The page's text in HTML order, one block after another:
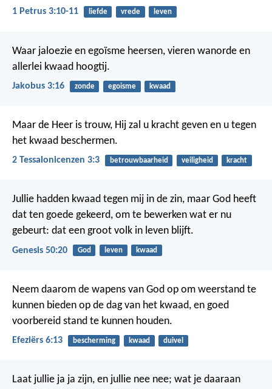
1 Petrus 3:10-11 liefde vrede leven
Waar jaloezie en egoïsme heersen, vieren wanorde en
allerlei kwaad hoogtij.
Jakobus 3:16 zonde egoisme kwaad
Maar de Heer is trouw, Hij zal u kracht geven en u tegen
het kwaad beschermen.
2 Tessalonicenzen 3:3 betrouwbaarheid veiligheid kracht
Jullie hadden kwaad tegen mij in de zin, maar God heeft
dat ten goede gekeerd, om te bewerken wat er nu
gebeurt: dat een groot volk in leven blijft.
Genesis 50:20 God leven kwaad
Neem daarom de wapens van God op om weerstand te
kunnen bieden op de dag van het kwaad, en goed
voorbereid stand te kunnen houden.
Efeziërs 6:13 bescherming kwaad duivel
Laat jullie ja ja zijn, en jullie nee nee; wat je daaraan